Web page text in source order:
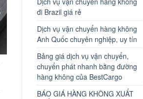
đi Brazil giá rẻ
Dịch vụ vận chuyển hàng không
Anh Quốc chuyên nghiệp, uy tín
Bảng giá dịch vụ vận chuyển,
chuyển phát nhanh bằng đường
hàng không của BestCargo
BÁO GIÁ HÀNG KHÔNG XUẤT